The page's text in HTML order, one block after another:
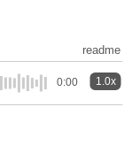
readme
0:00 1.0x